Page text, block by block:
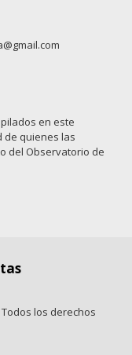
en este
de quienes las
del Observatorio de
los derechos